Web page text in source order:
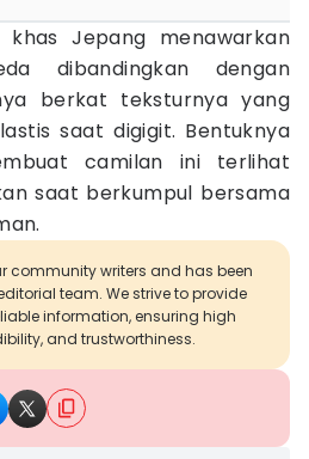
Jepang menawarkan
dibandingkan dengan
berkat teksturnya yang
saat digigit. Bentuknya
camilan ini terlihat
saat berkumpul bersama
community writers and has been
team. We strive to provide
information, ensuring high
and trustworthiness.